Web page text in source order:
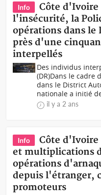
Info
Côte
l'insécurité, la
opérations dans
près d'une
interpellés
Des individus
(DR)Dans le cadre
dans le District
nationale a initié
il y a 2 ans
Info
Côte d'Ivoire
et multiplications
opérations
depuis l'étranger,
promoteurs